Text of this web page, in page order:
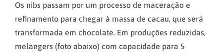
Os nibs passam por um processo de maceração e
refinamento para chegar à massa de cacau, que será
transformada em chocolate. Em produções reduzidas,
melangers (foto abaixo) com capacidade para 5